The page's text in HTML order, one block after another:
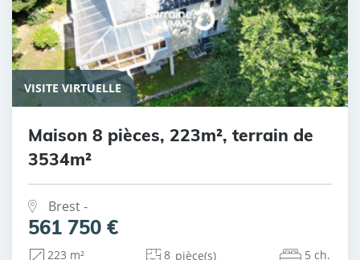
VISITE VIRTUELLE
Maison 8 pièces, 223m², terrain de
3534m²
Brest -
561 750 €
223 m² 8 pièce(s) 5 ch.